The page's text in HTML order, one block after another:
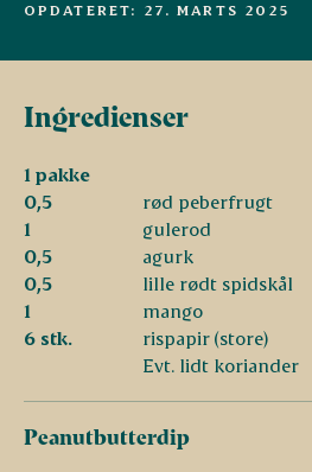
OPDATERET: 27. MARTS 2025
Ingredienser
1 pakke
0,5
rød peberfrugt
1
gulerod
0,5
agurk
0,5
lille rødt spidskål
1
mango
6 stk.
rispapir (store)
Evt. lidt koriander
Peanutbutterdip